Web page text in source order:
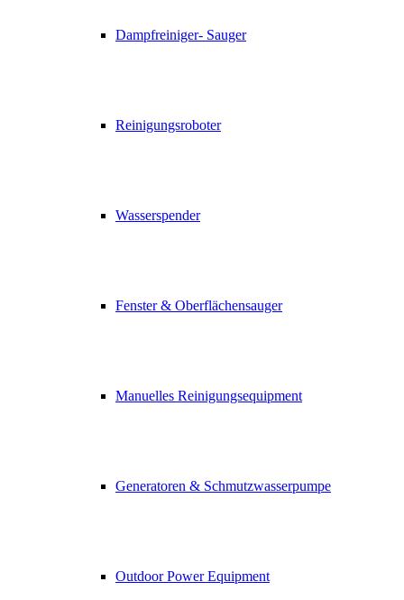
Dampfreiniger- Sauger
Reinigungsroboter
Wasserspender
Fenster & Oberflächensauger
Manuelles Reinigungsequipment
Generatoren & Schmutzwasserpumpe
Outdoor Power Equipment